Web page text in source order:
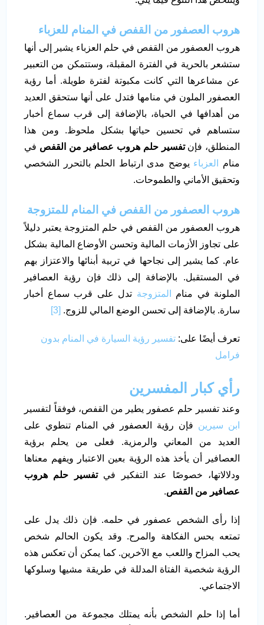
هروب العصفور من القفص في المنام للعزباء
هروب العصفور من القفص في حلم العزباء يشير إلى أنها
ستشعر بالحرية في الفترة المقبلة، وستتمكن من التعبير
عن مشاعرها التي كانت مكبوتة لفترة طويلة. أما رؤية
العصفور الملون في منامها فتدل على أنها ستحقق العديد
من أهدافها في الحياة، بالإضافة إلى قرب سماع أخبار
ستساهم في تحسين حياتها بشكل ملحوظ. ومن هذا
المنطلق، فإنتفسير حلم هروب عصافير من القفص في
منام
العزباء يوضح مدى ارتباط الحلم بالتحرر الشخصي
وتحقيق الأماني والطموحات.
هروب العصفور من القفص في المنام للمتزوجة
هروب العصفور من القفص في حلم المتزوجة يعتبر دليلاً
على تجاوز الأزمات المالية وتحسن الأوضاع المالية بشكل
عام. كما يشير إلى نجاحها في تربية أبنائها والاعتزاز بهم
في المستقبل. بالإضافة إلى ذلك فإن رؤية العصافير
الملونة في منام
المتزوجة تدل على قرب سماع أخبار
سارة. بالإضافة إلى تحسن الوضع المالي للزوج. [3]
تعرف أيضًا على: تفسير رؤية السيارة في المنام بدون
فرامل
رأي كبار المفسرين
وعند تفسير حلم عصفور يطير من القفص، فوفقاً لتفسير
ابن سيرين فإن رؤية العصفور في المنام تنطوي على
العديد من المعاني والرمزية. فعلى من يحلم برؤية
العصافير أن يأخذ هذه الرؤية بعين الاعتبار ويفهم معناها
ودلالاتها، خصوصًا عند التفكير فيتفسير حلم هروب
عصافير من القفص.
إذا رأى الشخص عصفور في حلمه. فإن ذلك يدل على
تمتعه بحس الفكاهة والمرح. وقد يكون الحالم شخص
يحب المزاح واللعب مع الآخرين. كما يمكن أن تعكس هذه
الرؤية شخصية الفتاة المدللة في طريقة مشيها وسلوكها
الاجتماعي.
أما إذا حلم الشخص بأنه يمتلك مجموعة من العصافير.